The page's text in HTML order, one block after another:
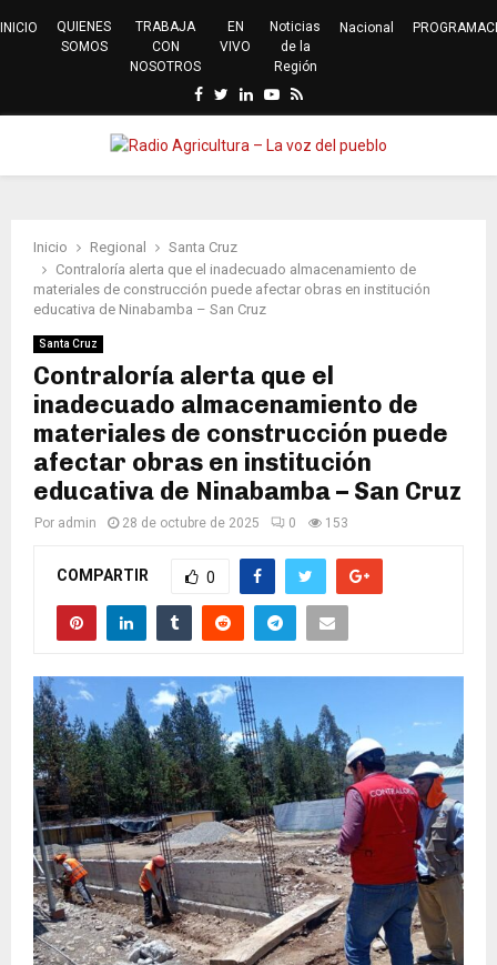
INICIO
QUIENES
SOMOS
TRABAJA
CON
NOSOTROS
EN
VIVO
Noticias
de la
Región
Nacional
Facebook
Twitter
LinkedinYoutube
Rss
PRIMARY
Inicio Regional
Santa Cruz
Contraloría alerta que el inadecuado almacenamiento de
materiales de construcción puede afectar obras en institución
educativa de Ninabamba – San Cruz
Santa Cruz
Contraloría alerta que el
inadecuado almacenamiento de
materiales de construcción puede
afectar obras en institución
educativa de Ninabamba – San Cruz
Por admin 28 de octubre de 2025 0 153
COMPARTIR 0